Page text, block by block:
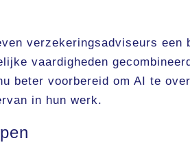
verzekeringsadviseurs een
vaardigheden
beter voorbereid om AI te
in hun werk.